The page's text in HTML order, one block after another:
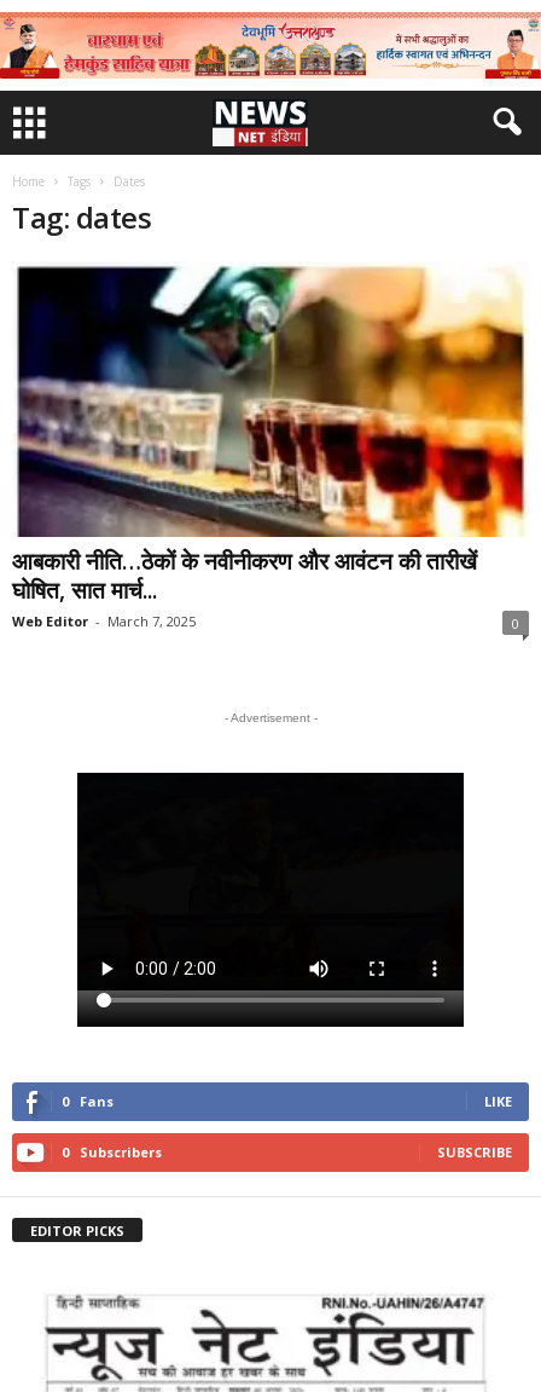
Home Tags Dates
Tag: dates
आबकारी नीति…ठेकों के नवीनीकरण और आवंटन की तारीखें
घोषित, सात मार्च...
Web Editor - March 7, 2025 0
- Advertisement -
0 Fans LIKE
0 Subscribers SUBSCRIBE
EDITOR PICKS